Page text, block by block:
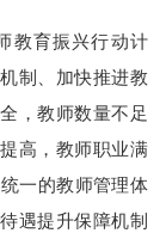
育振兴行动计
制、加快推进教
，教师数量不足
高，教师职业满
一的教师管理体
遇提升保障机制